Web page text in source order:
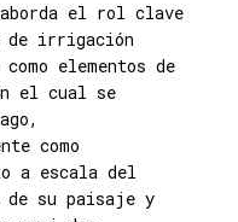
el rol clave
de irrigación
elementos de
el cual se
como
a escala del
su paisaje y